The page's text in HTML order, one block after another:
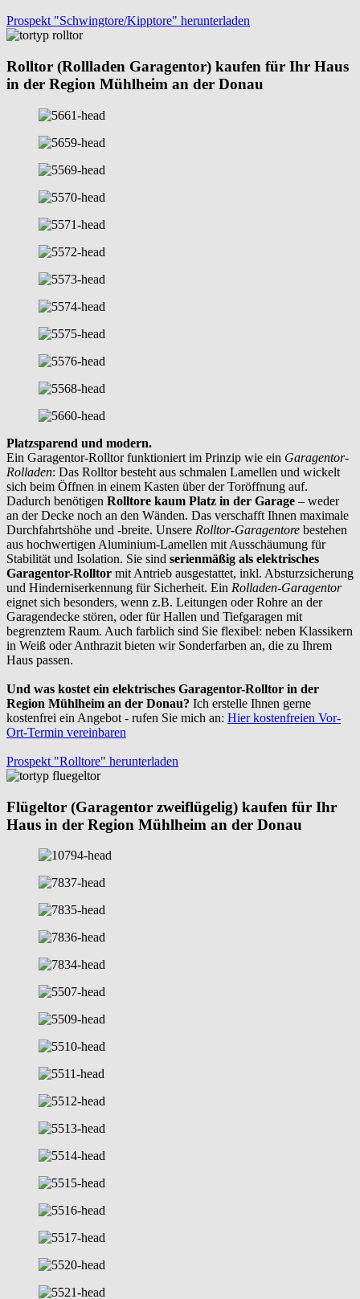
Prospekt "Schwingtore/Kipptore" herunterladen
Rolltor (Rollladen Garagentor) kaufen für Ihr Haus
in der Region Mühlheim an der Donau
Platzsparend und modern.
Ein Garagentor-Rolltor funktioniert im Prinzip wie ein Garagentor-
Rolladen: Das Rolltor besteht aus schmalen Lamellen und wickelt
sich beim Öffnen in einem Kasten über der Toröffnung auf.
Dadurch benötigen Rolltore kaum Platz in der Garage – weder
an der Decke noch an den Wänden. Das verschafft Ihnen maximale
Durchfahrtshöhe und -breite. Unsere Rolltor-Garagentore bestehen
aus hochwertigen Aluminium-Lamellen mit Ausschäumung für
Stabilität und Isolation. Sie sind serienmäßig als elektrisches
Garagentor-Rolltor mit Antrieb ausgestattet, inkl. Absturzsicherung
und Hinderniserkennung für Sicherheit. Ein Rolladen-Garagentor
eignet sich besonders, wenn z.B. Leitungen oder Rohre an der
Garagendecke stören, oder für Hallen und Tiefgaragen mit
begrenztem Raum. Auch farblich sind Sie flexibel: neben Klassikern
in Weiß oder Anthrazit bieten wir Sonderfarben an, die zu Ihrem
Haus passen.
Und was kostet ein elektrisches Garagentor-Rolltor in der
Region Mühlheim an der Donau? Ich erstelle Ihnen gerne
kostenfrei ein Angebot - rufen Sie mich an: Hier kostenfreien Vor-
Ort-Termin vereinbaren
Prospekt "Rolltore" herunterladen
Flügeltor (Garagentor zweiflügelig) kaufen für Ihr
Haus in der Region Mühlheim an der Donau